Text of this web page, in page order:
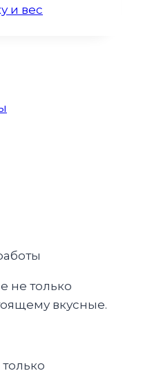
и вес
не только
вкусные.